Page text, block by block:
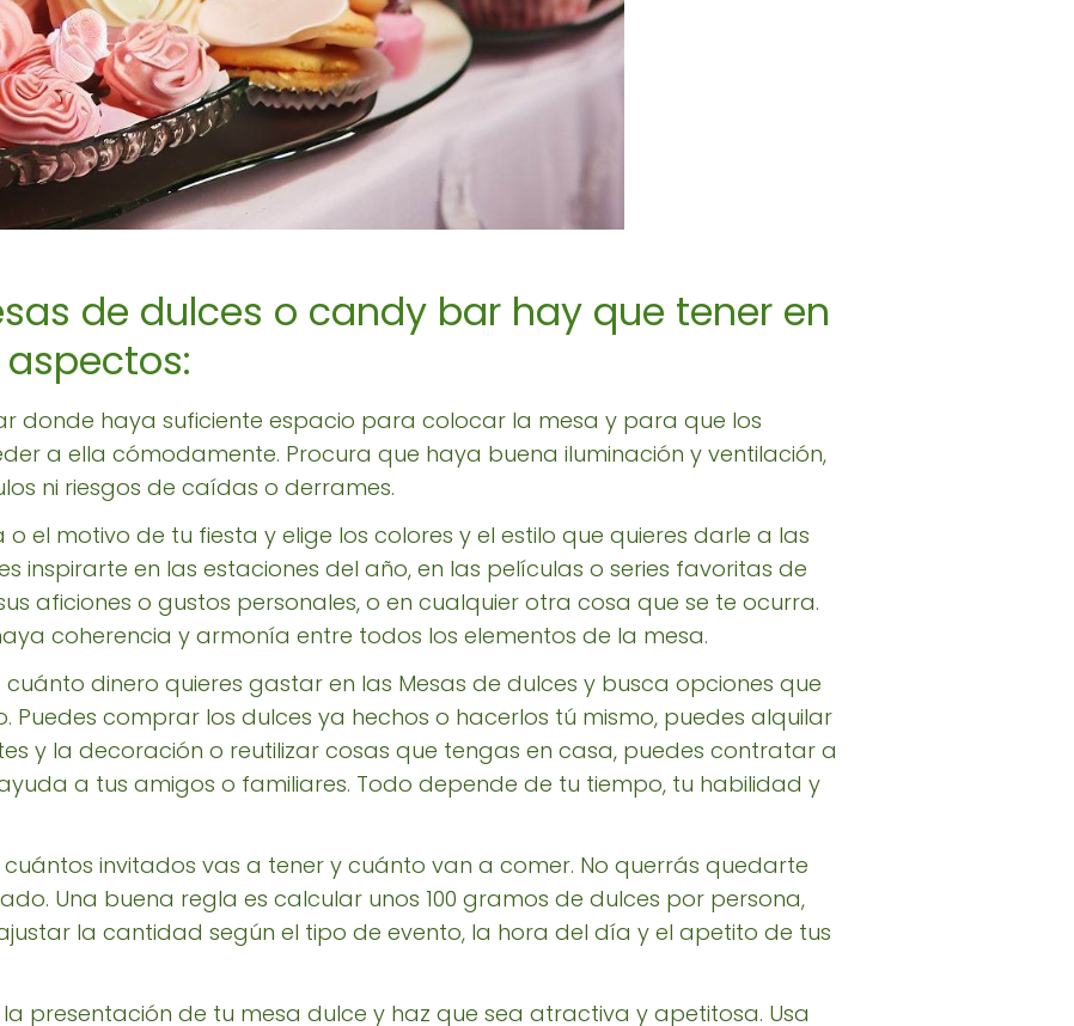
de dulces o candy bar hay que tener en
donde haya suficiente espacio para colocar la mesa y para que los
a ella cómodamente. Procura que haya buena iluminación y ventilación,
ni riesgos de caídas o derrames.
o el motivo de tu fiesta y elige los colores y el estilo que quieres darle a las
inspirarte en las estaciones del año, en las películas o series favoritas de
aficiones o gustos personales, o en cualquier otra cosa que se te ocurra.
coherencia y armonía entre todos los elementos de la mesa.
cuánto dinero quieres gastar en las Mesas de dulces y busca opciones que
Puedes comprar los dulces ya hechos o hacerlos tú mismo, puedes alquilar
y la decoración o reutilizar cosas que tengas en casa, puedes contratar a
a tus amigos o familiares. Todo depende de tu tiempo, tu habilidad y
invitados vas a tener y cuánto van a comer. No querrás quedarte
Una buena regla es calcular unos 100 gramos de dulces por persona,
la cantidad según el tipo de evento, la hora del día y el apetito de tus
presentación de tu mesa dulce y haz que sea atractiva y apetitosa. Usa